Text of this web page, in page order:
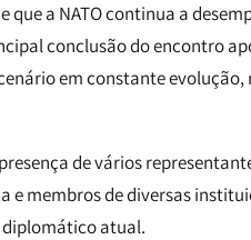
que a NATO continua a
conclusão do encontro
em constante
de vários
e membros de diversas
atual.